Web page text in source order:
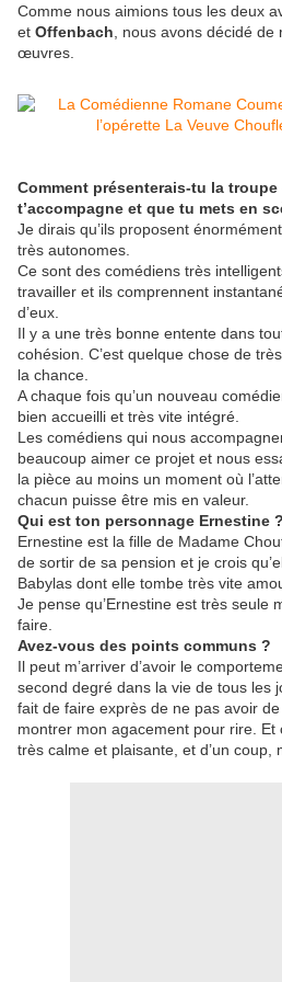
Comme nous aimions tous les deux
et Offenbach , nous avons décidé de
œuvres.
Comment présenterais-tu la
t’accompagne et que tu mets en
Je dirais qu’ils proposent
très autonomes.
Ce sont des comédiens très
travailler et ils comprennent
d’eux.
Il y a une très bonne entente dans
cohésion. C’est quelque chose de
la chance.
A chaque fois qu’un nouveau
bien accueilli et très vite intégré.
Les comédiens qui nous
beaucoup aimer ce projet et nous
la pièce au moins un moment où
chacun puisse être mis en valeur.
Qui est ton personnage Ernestine ?
Ernestine est la fille de Madame
de sortir de sa pension et je crois
Babylas dont elle tombe très vite
Je pense qu’Ernestine est très seule
faire.
Avez-vous des points communs ?
Il peut m’arriver d’avoir le
second degré dans la vie de tous les
fait de faire exprès de ne pas avoir
montrer mon agacement pour rire.
très calme et plaisante, et d’un coup,